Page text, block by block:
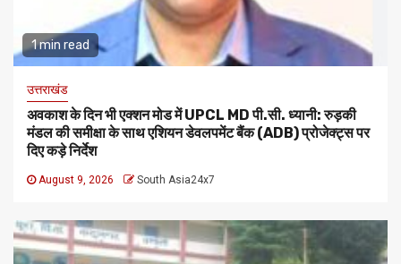
1 min read
उत्तराखंड
अवकाश के दिन भी एक्शन मोड में UPCL MD पी.सी. ध्यानी: रुड़की
मंडल की समीक्षा के साथ एशियन डेवलपमेंट बैंक (ADB) प्रोजेक्ट्स पर
दिए कड़े निर्देश
August 9, 2026 South Asia24x7